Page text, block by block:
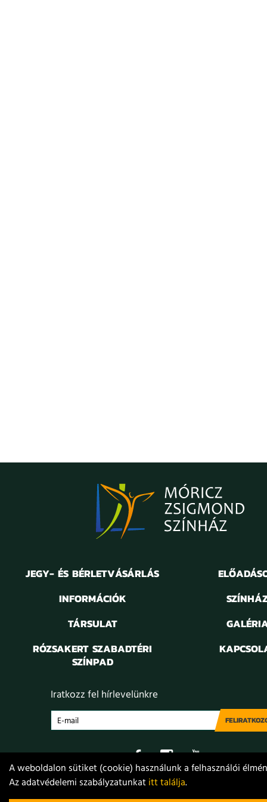
JEGY- ÉS BÉRLETVÁSÁRLÁS
INFORMÁCIÓK
TÁRSULAT
RÓZSAKERT SZABADTÉRI
SZÍNPAD
Iratkozz fel hírlevelünkre
Adatvédelem Jogi nyilatkozat Projektek
A weboldalon sütiket (cookie) használunk a felhasználói
Az adatvédelemi szabályzatunkatitt találja.